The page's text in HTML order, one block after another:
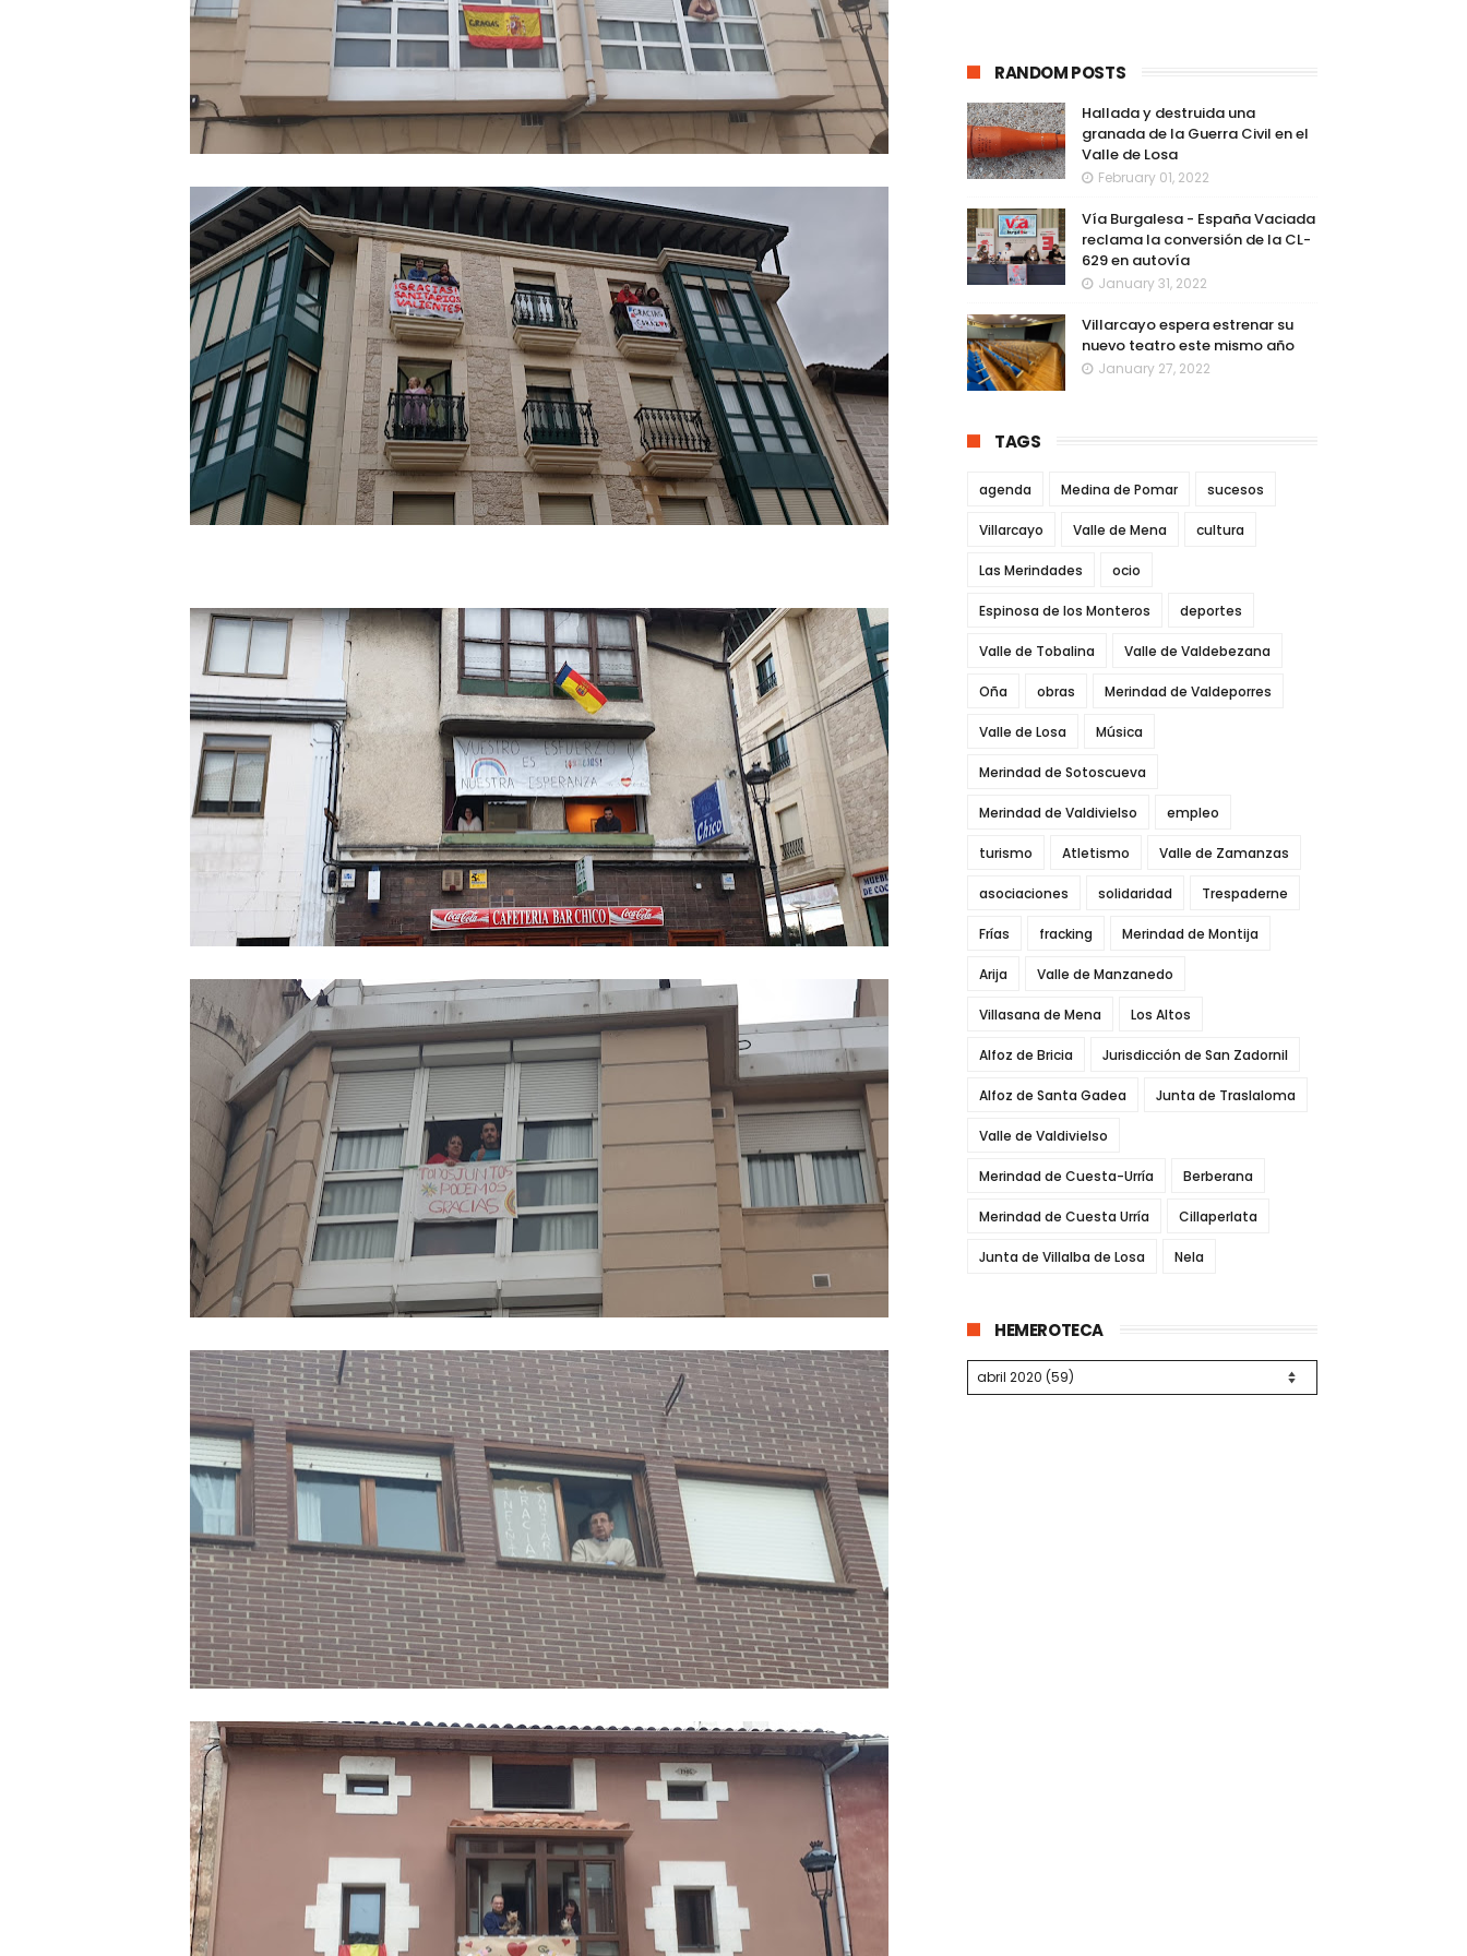
RANDOM POSTS
Hallada y destruida una
granada de la Guerra Civil en el
Valle de Losa
February 01, 2022
Vía Burgalesa - España Vaciada
reclama la conversión de la CL-
629 en autovía
January 31, 2022
Villarcayo espera estrenar su
nuevo teatro este mismo año
January 27, 2022
TAGS
agenda Medina de Pomar sucesos
Villarcayo Valle de Mena cultura
Las Merindades ocio
Espinosa de los Monteros deportes
Valle de Tobalina Valle de Valdebezana
Oña obras Merindad de Valdeporres
Valle de Losa Música
Merindad de Sotoscueva
Merindad de Valdivielso empleo
turismo Atletismo Valle de Zamanzas
asociaciones solidaridad Trespaderne
Frías fracking Merindad de Montija
Arija Valle de Manzanedo
Villasana de Mena Los Altos
Alfoz de Bricia Jurisdicción de San Zadornil
Alfoz de Santa Gadea Junta de Traslaloma
Valle de Valdivielso
Merindad de Cuesta-Urría Berberana
Merindad de Cuesta Urría Cillaperlata
Junta de Villalba de Losa Nela
HEMEROTECA